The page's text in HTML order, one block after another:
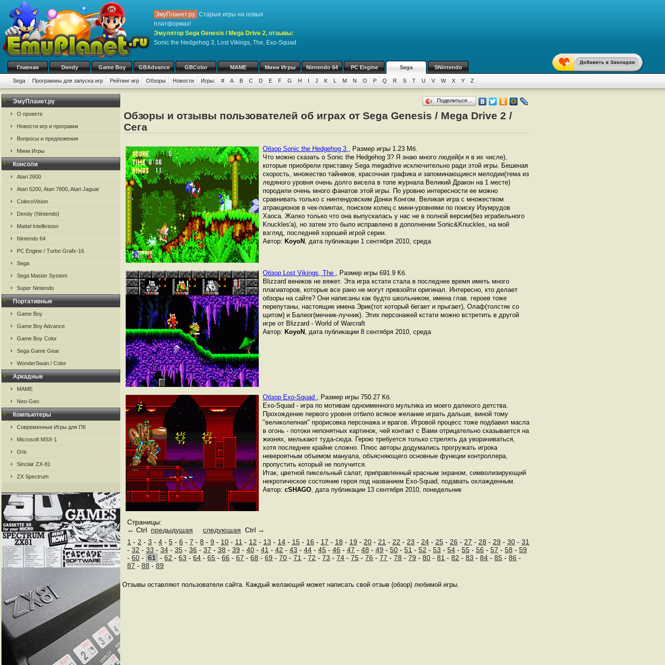
ЭмуПланет.ру: Старые игры на новых
платформах!
Эмулятор Sega Genesis / Mega Drive 2, отзывы:
Sonic the Hedgehog 3, Lost Vikings, The, Exo-Squad
Главная Dendy Game Boy GBAdvance GBColor MAME Мини Игры Nintendo 64 PC Engine Sega SNintendo
Sega Программы для запуска игр Рейтинг игр Обзоры Новости Игры: # A B C D E F G H I J K L M N O P Q R S T U V W X Y Z
ЭмуПланет.ру
О проекте
Новости игр и программ
Вопросы и предложения
Мини Игры
Консоли
Atari 2600
Atari 5200, Atari 7800, Atari Jaguar
ColecoVision
Dendy (Nintendo)
Mattel Intellivision
Nintendo 64
PC Engine / Turbo Grafx-16
Sega
Sega Master System
Super Nintendo
Портативные
Game Boy
Game Boy Advance
Game Boy Color
Sega Game Gear
WonderSwan / Color
Аркадные
MAME
Neo-Geo
Компьютеры
Современные Игры для ПК
Microsoft MSX-1
Oric
Sinclair ZX-81
ZX Spectrum
Поделиться…
Обзоры и отзывы пользователей об играх от Sega Genesis / Mega Drive 2 /
Сега
Обзор Sonic the Hedgehog 3 , Размер игры 1.23 Мб.
Что можно сказать о Sonic the Hedgehog 3? Я знаю много людей(и я в их числе),
которые приобрели приставку Sega megadrive исключительно ради этой игры. Бешеная
скорость, множество тайников, красочная графика и запоминающиеся мелодии(тема из
ледяного уровня очень долго висела в топе журнала Великий Дракон на 1 месте)
породили очень много фанатов этой игры. По уровню интересности ее можно
сравнивать только с нинтендовским Донки Конгом. Великая игра с множеством
атракционов в чек-поинтах, поиском колец с мини-уровнями по поиску Изумрудов
Хаоса. Жалко только что она выпускалась у нас не в полной версии(без играбельного
Knuckles'а), но затем это было исправлено в дополнении Sonic&Knuckles, на мой
взгляд, последней хорошей игрой серии.
Автор: KoyoN , дата публикации 1 сентября 2010, среда
Обзор Lost Vikings, The , Размер игры 691.9 Кб.
Blizzard веников не вяжет. Эта игра кстати стала в последнее время иметь много
плагиаторов, которые все рано не могут превзойти оригинал. Интересно, кто делает
обзоры на сайте? Они написаны как будто школьником, имена глав. героев тоже
перепутаны, настоящие имена Эрик(тот который бегает и прыгает), Олаф(толстяк со
щитом) и Балеог(мечник-лучник). Этих персонажей кстати можно встретить в другой
игре от Blizzard - World of Warcraft
Автор: KoyoN , дата публикации 8 сентября 2010, среда
Обзор Exo-Squad , Размер игры 750.27 Кб.
Exo-Squad - игра по мотивам одноименного мультика из моего далекого детства.
Прохождение первого уровня отбило всякое желание играть дальше, виной тому
"великолепная" прорисовка персонажа и врагов. Игровой процесс тоже подбавил масла
в огонь - потоки непонятных картинок, чей контакт с Вами отрицательно сказывается на
жизнях, мелькают туда-сюда. Герою требуется только стрелять да уворачиваться,
хотя последнее крайне сложно. Плюс авторы додумались прогружать игрока
невероятным объемом мануала, объясняющего основные функции контроллера,
пропустить который не получится.
Итак, цветной пиксельный салат, приправленный красным экраном, символизирующий
некротическое состояние героя под названием Exo-Squad, подавать охлажденным.
Автор: cSHAGO, дата публикации 13 сентября 2010, понедельник
Страницы:
← Ctrl предыдущая следующая Ctrl →
1 - 2 - 3 - 4 - 5 - 6 - 7 - 8 - 9 - 10 - 11 - 12 - 13 - 14 - 15 - 16 - 17 - 18 - 19 - 20 - 21 - 22 - 23 - 24 - 25 - 26 - 27 - 28 - 29 - 30 - 31
- 32 - 33 - 34 - 35 - 36 - 37 - 38 - 39 - 40 - 41 - 42 - 43 - 44 - 45 - 46 - 47 - 48 - 49 - 50 - 51 - 52 - 53 - 54 - 55 - 56 - 57 - 58 - 59
- 60 - 61 -62 -63 -64 -65 -66 -67 -68 -69 -70 -71 -72 -73 -74 -75 -76 -77 -78 -79 -80 -81 -82 -83 -84 -85 -86 -
87 - 88 - 89
Отзывы оставляют пользователи сайта. Каждый желающий может написать свой отзыв (обзор) любимой игры.